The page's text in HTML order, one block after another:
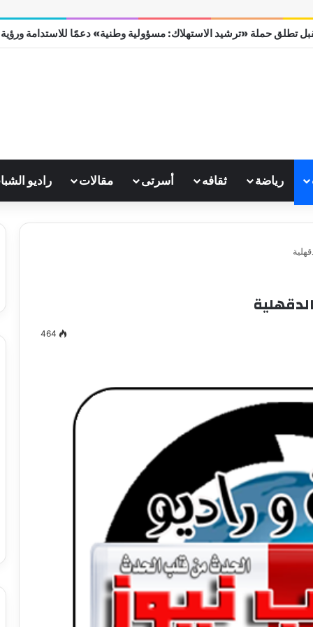
تطلق حملة «ترشيد الاستهلاك: مسؤولية وطنية» دعمًا للاستدامة ورؤية مصر
رياضة ثقافه أسرتى مقالات راديو
464
الدين …. يكتب
القرن 21
سيف
الدين
جديدمصطفى كامل سيف الدين …. يكتب
ميلاد جديد